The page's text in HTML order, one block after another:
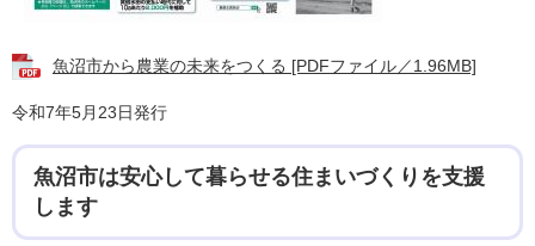
魚沼市から農業の未来をつくる [PDFファイル／1.96MB]
令和7年5月23日発行
魚沼市は安心して暮らせる住まいづくりを支援
します